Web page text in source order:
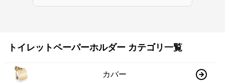
トイレットペーパーホルダー カテゴリ一覧
カバー